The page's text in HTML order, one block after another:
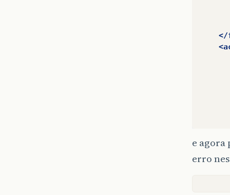
</
e agora
erro